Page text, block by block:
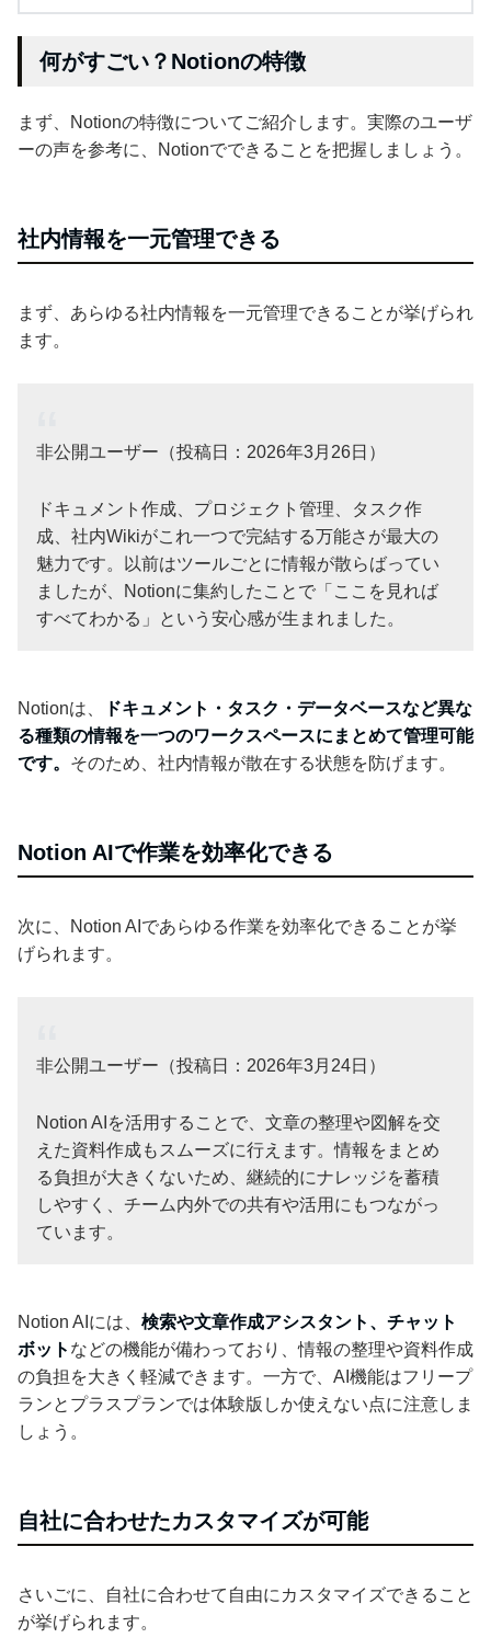
何がすごい？Notionの特徴
まず、Notionの特徴についてご紹介します。実際のユーザ
ーの声を参考に、Notionでできることを把握しましょう。
社内情報を一元管理できる
まず、あらゆる社内情報を一元管理できることが挙げられ
ます。
非公開ユーザー（投稿日：2026年3月26日）
ドキュメント作成、プロジェクト管理、タスク作
成、社内Wikiがこれ一つで完結する万能さが最大の
魅力です。以前はツールごとに情報が散らばってい
ましたが、Notionに集約したことで「ここを見れば
すべてわかる」という安心感が生まれました。
Notionは、
ドキュメント・タスク・データベースなど異な
る種類の情報を一つのワークスペースにまとめて管理可能
です。 そのため、社内情報が散在する状態を防げます。
Notion AIで作業を効率化できる
次に、Notion AIであらゆる作業を効率化できることが挙
げられます。
非公開ユーザー（投稿日：2026年3月24日）
Notion AIを活用することで、文章の整理や図解を交
えた資料作成もスムーズに行えます。情報をまとめ
る負担が大きくないため、継続的にナレッジを蓄積
しやすく、チーム内外での共有や活用にもつながっ
ています。
Notion AIには、 検索や文章作成アシスタント、チャット
ボット などの機能が備わっており、情報の整理や資料作成
の負担を大きく軽減できます。一方で、AI機能はフリープ
ランとプラスプランでは体験版しか使えない点に注意しま
しょう。
自社に合わせたカスタマイズが可能
さいごに、自社に合わせて自由にカスタマイズできること
が挙げられます。